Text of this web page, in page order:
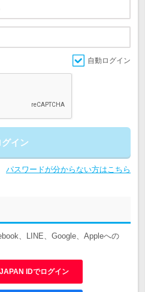
自動ログイン
グイン
パスワードが分からない方はこちら
、LINE、Google、Appleへの
IDでログイン